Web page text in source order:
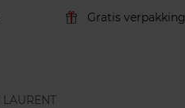
Gratis verpakking